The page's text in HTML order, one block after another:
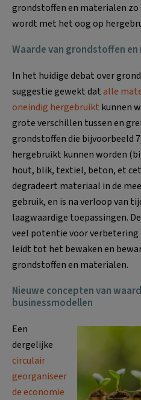
grondstoffen en materialen
wordt met het oog op
Waarde van grondstoffen
In het huidige debat over
suggestie gewekt datalle
oneindig hergebruikt kunnen
grote verschillen tussen en
grondstoffen die bijvoorbeeld
hergebruikt kunnen worden
hout, blik, textiel, beton, et
degradeert materiaal in de
gebruik, en is na verloop van
laagwaardige toepassingen.
veel potentie voor
leidt tot het bewaken en
grondstoffen en materialen.
Nieuwe concepten van
businessmodellen
Een
dergelijke
circulair
georganiseer
de economie